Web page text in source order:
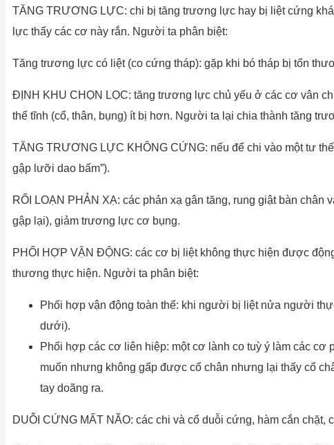
TĂNG TRƯƠNG LỰC: chi bị tăng trương lực hay bị liệt cứng
lực thấy các cơ này rắn. Người ta phân biệt:
Tăng trương lực có liệt (co cứng tháp): gặp khi bó tháp bị tổn
ĐỊNH KHU CHỌN LỌC: tăng trương lực chủ yếu ở các cơ vân
thế tĩnh (cổ, thân, bụng) ít bị hơn. Người ta lại chia thành tăng
TĂNG TRƯƠNG LỰC KHÔNG CỨNG: nếu để chi vào một tư
gập lưỡi dao bấm”).
RỐI LOẠN PHẢN XẠ: các phản xạ gân tăng, rung giật bàn
gập lại), giảm trương lực cơ bụng.
PHỐI HỢP VẬN ĐỘNG: các cơ bị liệt không thực hiện được
thương thực hiện. Người ta phân biệt:
Phối hợp vận động toàn thể: khi người bị liệt nửa người
dưới).
Phối hợp các cơ liên hiệp: một cơ lành co tuỳ ý làm các
muốn nhưng không gấp được cổ chân nhưng lại thấy cổ
tay doãng ra.
DUỖI CỨNG MẤT NÃO: các chi và cổ duỗi cứng, hàm cắn